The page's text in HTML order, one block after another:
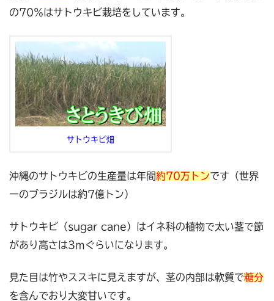
の70％はサトウキビ栽培をしています。
サトウキビ畑
沖縄のサトウキビの生産量は年間約70万トンです（世界
一のブラジルは約7億トン）
サトウキビ（sugar cane）はイネ科の植物で太い茎で節
があり高さは3ｍぐらいになります。
見た目は竹やススキに見えますが、茎の内部は軟質で糖分
を含んでおり大変甘いです。